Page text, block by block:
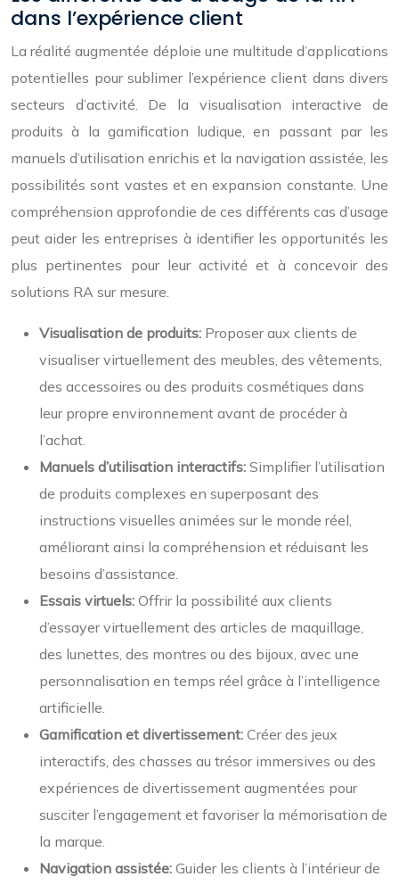
dans l’expérience client
La réalité augmentée déploie une multitude d’applications
potentielles pour sublimer l’expérience client dans divers
secteurs d’activité. De la visualisation interactive de
produits à la gamification ludique, en passant par les
manuels d’utilisation enrichis et la navigation assistée, les
possibilités sont vastes et en expansion constante. Une
compréhension approfondie de ces différents cas d’usage
peut aider les entreprises à identifier les opportunités les
plus pertinentes pour leur activité et à concevoir des
solutions RA sur mesure.
Visualisation de produits: Proposer aux clients de
visualiser virtuellement des meubles, des vêtements,
des accessoires ou des produits cosmétiques dans
leur propre environnement avant de procéder à
l’achat.
Manuels d’utilisation interactifs: Simplifier l’utilisation
de produits complexes en superposant des
instructions visuelles animées sur le monde réel,
améliorant ainsi la compréhension et réduisant les
besoins d’assistance.
Essais virtuels: Offrir la possibilité aux clients
d’essayer virtuellement des articles de maquillage,
des lunettes, des montres ou des bijoux, avec une
personnalisation en temps réel grâce à l’intelligence
artificielle.
Gamification et divertissement: Créer des jeux
interactifs, des chasses au trésor immersives ou des
expériences de divertissement augmentées pour
susciter l’engagement et favoriser la mémorisation de
la marque.
Navigation assistée: Guider les clients à l’intérieur de